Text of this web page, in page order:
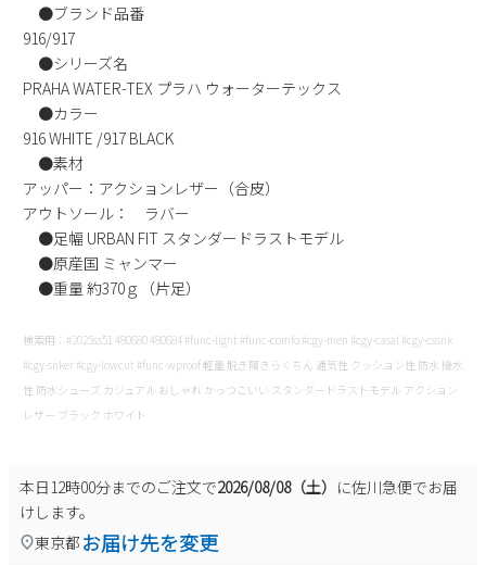
新規会員登録
会社概要
プライバシーポリシー
特定商取引法に基づく表示
お問い合わせ
●ブランド品番
916/917
●シリーズ名
PRAHA WATER-TEX プラハ ウォーターテックス
●カラー
916 WHITE /917 BLACK
●素材
アッパー：アクションレザー（合皮）
アウトソール： ラバー
●足幅 URBAN FIT スタンダードラストモデル
●原産国 ミャンマー
●重量 約370ｇ（片足）
検索用：#2025ss51 480680 480684 #func-light #func-comfo #cgy-men #cgy-casal #cgy-cssnk
#cgy-snker #cgy-lowcut #func-wproof 軽量 脱ぎ履きらくちん 通気性 クッション性 防水 撥水
性 防水シューズ カジュアル おしゃれ かっつこいい スタンダードラストモデル アクション
レザー ブラック ホワイト
本日12時00分までのご注文で2026/08/08（土） に佐川急便でお届
けします。
東京都 お届け先を変更